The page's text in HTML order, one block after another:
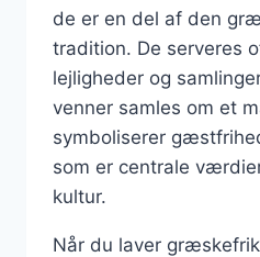
de er en del af den
tradition. De serveres
lejligheder og
venner samles om et
symboliserer
som er centrale
kultur.
Når du laver